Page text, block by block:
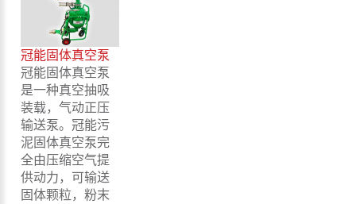
冠能固体真空泵
冠能固体真空泵
是一种真空抽吸
装载，气动正压
输送泵。冠能污
泥固体真空泵完
全由压缩空气提
供动力，可输送
固体颗粒，粉末